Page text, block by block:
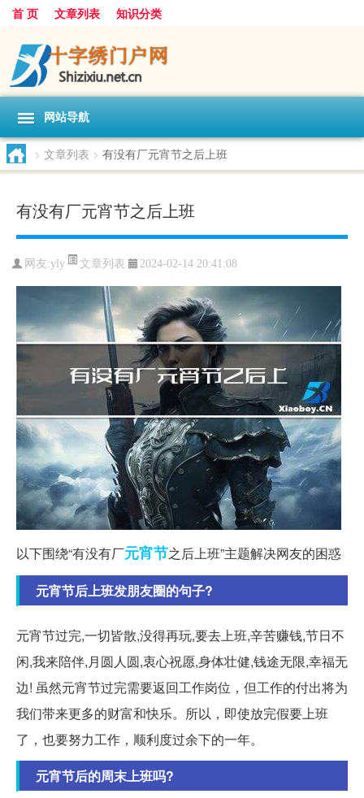
首 页 文章列表 知识分类
网站导航
> 文章列表 > 有没有厂元宵节之后上班
有没有厂元宵节之后上班
网友:yly 文章列表 2024-02-14 20:41:08
以下围绕“有没有厂元宵节之后上班”主题解决网友的困惑
元宵节后上班发朋友圈的句子?
元宵节过完,一切皆散,没得再玩,要去上班,辛苦赚钱,节日不
闲,我来陪伴,月圆人圆,衷心祝愿,身体壮健,钱途无限,幸福无
边! 虽然元宵节过完需要返回工作岗位，但工作的付出将为
我们带来更多的财富和快乐。所以，即使放完假要上班
了，也要努力工作，顺利度过余下的一年。
元宵节后的周末上班吗?